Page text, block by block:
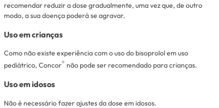
recomendar reduzir a dose gradualmente, uma vez que, de outro
modo, a sua doença poderá se agravar.
Uso em crianças
Como não existe experiência com o uso do bisoprolol em uso
pediátrico, Concor® não pode ser recomendado para crianças.
Uso em idosos
Não é necessário fazer ajustes da dose em idosos.